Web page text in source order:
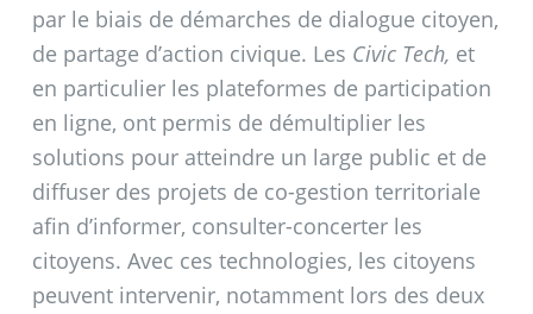
par le biais de démarches de dialogue citoyen,
de partage d’action civique. Les Civic Tech, et
en particulier les plateformes de participation
en ligne, ont permis de démultiplier les
solutions pour atteindre un large public et de
diffuser des projets de co-gestion territoriale
afin d’informer, consulter-concerter les
citoyens. Avec ces technologies, les citoyens
peuvent intervenir, notamment lors des deux